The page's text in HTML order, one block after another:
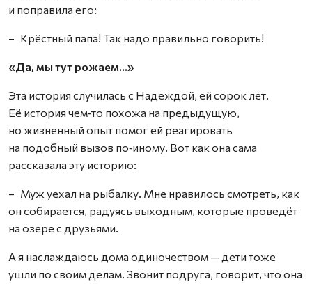
и поправила его:
– Крёстный папа! Так надо правильно говорить!
«Да, мы тут рожаем…»
Эта история случилась с Надеждой, ей сорок лет.
Её история чем‑то похожа на предыдущую,
но жизненный опыт помог ей реагировать
на подобный вызов по‑иному. Вот как она сама
рассказала эту историю:
– Муж уехал на рыбалку. Мне нравилось смотреть, как
он собирается, радуясь выходным, которые проведёт
на озере с друзьями.
А я наслаждаюсь дома одиночест­вом — дети тоже
ушли по своим делам. Звонит подруга, говорит, что она